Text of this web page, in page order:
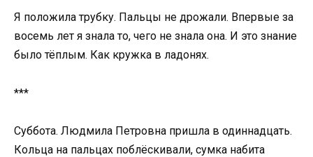
Я положила трубку. Пальцы не дрожали. Впервые за
восемь лет я знала то, чего не знала она. И это знание
было тёплым. Как кружка в ладонях.
***
Суббота. Людмила Петровна пришла в одиннадцать.
Кольца на пальцах поблёскивали, сумка набита